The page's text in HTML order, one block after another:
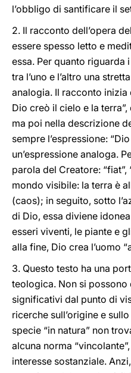
l’obbligo di santificare il
2. Il racconto dell’opera
essere spesso letto e
essa. Per quanto riguarda
tra l’uno e l’altro una
analogia. Il racconto
Dio creò il cielo e la
ma poi nella descrizione
sempre l’espressione:
un’espressione analoga.
parola del Creatore: “fiat”,
mondo visibile: la terra è
(caos); in seguito, sotto
di Dio, essa diviene
esseri viventi, le piante e
alla fine, Dio crea l’uomo
3. Questo testo ha una
teologica. Non si possono
significativi dal punto di
ricerche sull’origine e
specie “in natura” non
alcuna norma
interesse sostanziale.